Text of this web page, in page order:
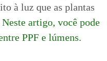
à luz que as plantas
Neste artigo, você pode
PPF e lúmens.